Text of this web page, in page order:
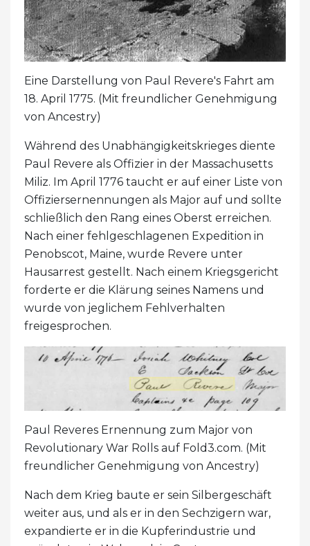
Eine Darstellung von Paul Revere's Fahrt am
18. April 1775. (Mit freundlicher Genehmigung
von Ancestry)
Während des Unabhängigkeitskrieges diente
Paul Revere als Offizier in der Massachusetts
Miliz. Im April 1776 taucht er auf einer Liste von
Offiziersernennungen als Major auf und sollte
schließlich den Rang eines Oberst erreichen.
Nach einer fehlgeschlagenen Expedition in
Penobscot, Maine, wurde Revere unter
Hausarrest gestellt. Nach einem Kriegsgericht
forderte er die Klärung seines Namens und
wurde von jeglichem Fehlverhalten
freigesprochen.
Paul Reveres Ernennung zum Major von
Revolutionary War Rolls auf Fold3.com. (Mit
freundlicher Genehmigung von Ancestry)
Nach dem Krieg baute er sein Silbergeschäft
weiter aus, und als er in den Sechzigern war,
expandierte er in die Kupferindustrie und